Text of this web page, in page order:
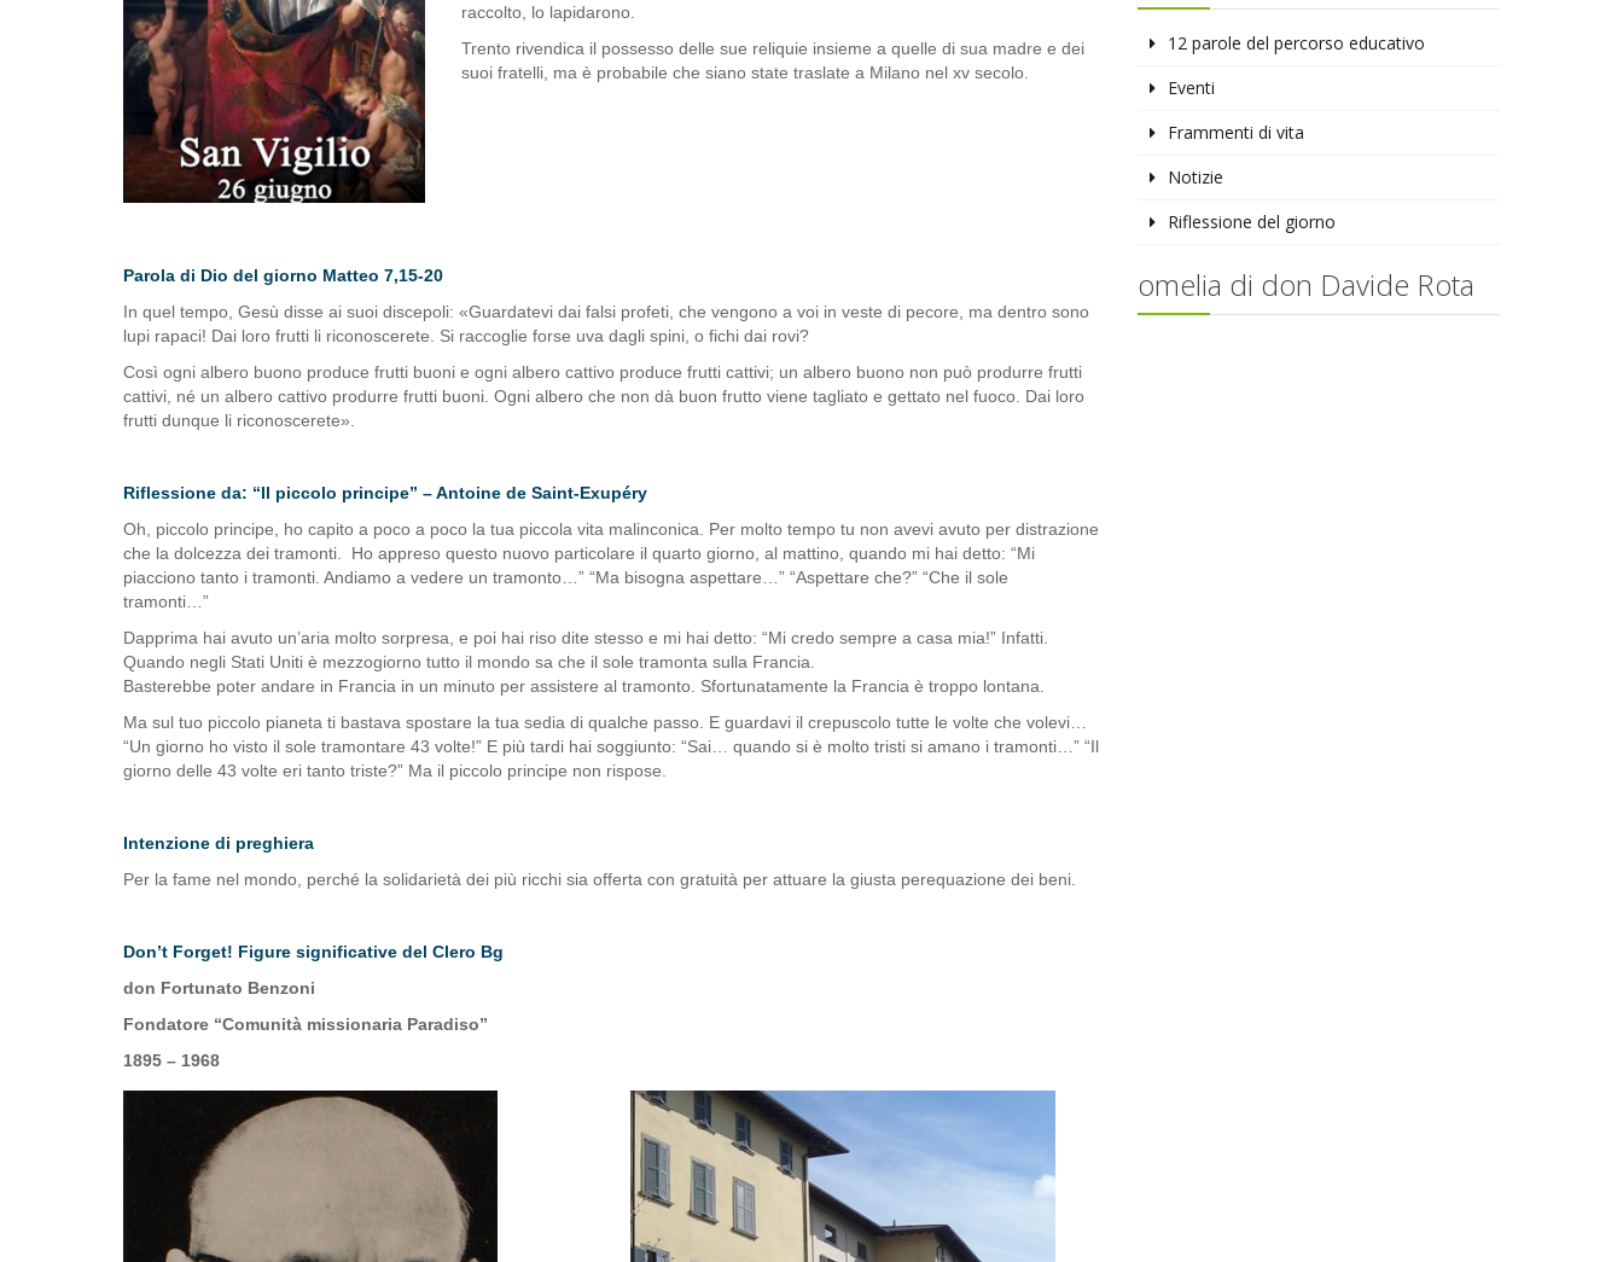
raccolto, lo lapidarono.
Trento rivendica il possesso delle sue reliquie insieme a quelle di sua madre e dei
suoi fratelli, ma è probabile che siano state traslate a Milano nel xv secolo.
Parola di Dio del giorno Matteo 7,15-20
In quel tempo, Gesù disse ai suoi discepoli: «Guardatevi dai falsi profeti, che vengono a voi in veste di pecore, ma dentro sono
lupi rapaci! Dai loro frutti li riconoscerete. Si raccoglie forse uva dagli spini, o fichi dai rovi?
Così ogni albero buono produce frutti buoni e ogni albero cattivo produce frutti cattivi; un albero buono non può produrre frutti
cattivi, né un albero cattivo produrre frutti buoni. Ogni albero che non dà buon frutto viene tagliato e gettato nel fuoco. Dai loro
frutti dunque li riconoscerete».
Riflessione da: “Il piccolo principe” – Antoine de Saint-Exupéry
Oh, piccolo principe, ho capito a poco a poco la tua piccola vita malinconica. Per molto tempo tu non avevi avuto per distrazione
che la dolcezza dei tramonti. Ho appreso questo nuovo particolare il quarto giorno, al mattino, quando mi hai detto: “Mi
piacciono tanto i tramonti. Andiamo a vedere un tramonto…” “Ma bisogna aspettare…” “Aspettare che?” “Che il sole
tramonti…”
Dapprima hai avuto un’aria molto sorpresa, e poi hai riso dite stesso e mi hai detto: “Mi credo sempre a casa mia!” Infatti.
Quando negli Stati Uniti è mezzogiorno tutto il mondo sa che il sole tramonta sulla Francia.
Basterebbe poter andare in Francia in un minuto per assistere al tramonto. Sfortunatamente la Francia è troppo lontana.
Ma sul tuo piccolo pianeta ti bastava spostare la tua sedia di qualche passo. E guardavi il crepuscolo tutte le volte che volevi…
“Un giorno ho visto il sole tramontare 43 volte!” E più tardi hai soggiunto: “Sai… quando si è molto tristi si amano i tramonti…” “Il
giorno delle 43 volte eri tanto triste?” Ma il piccolo principe non rispose.
Intenzione di preghiera
Per la fame nel mondo, perché la solidarietà dei più ricchi sia offerta con gratuità per attuare la giusta perequazione dei beni.
Don’t Forget! Figure significative del Clero Bg
don Fortunato Benzoni
Fondatore “Comunità missionaria Paradiso”
1895 – 1968
12 parole del percorso educativo
Eventi
Frammenti di vita
Notizie
Riflessione del giorno
omelia di don Davide Rota